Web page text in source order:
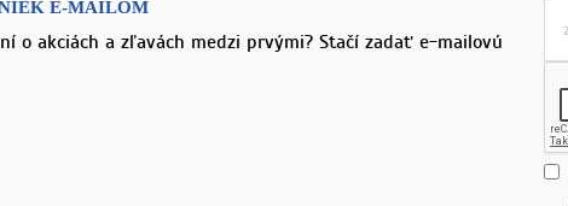
E-MAILOM
o akciách a zľavách medzi prvými? Stačí zadať e-mailovú